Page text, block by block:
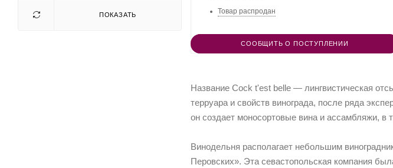
Товар распродан
СООБЩИТЬ О ПОСТУПЛЕНИИ
Название Cock t'est belle — лингвистическая
терруара и свойств винограда, после ряда
он создает моносортовые вина и ассамбляжи, в
Винодельня располагает небольшим
Перовских». Эта севастопольская компания
ПОКАЗАТЬ